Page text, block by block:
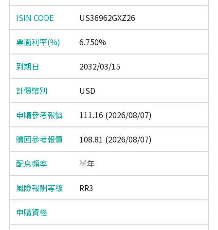
US36962GXZ26
6.750%
2032/03/15
USD
111.16 (2026/08/07)
108.81 (2026/08/07)
半年
RR3